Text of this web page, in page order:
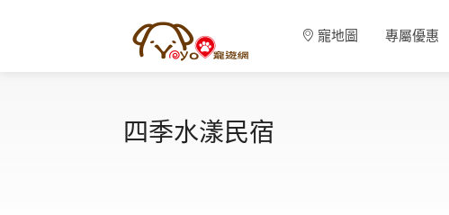
寵地圖 專屬優惠
四季水漾民宿